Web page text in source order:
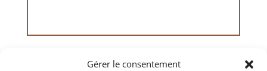
Gérer le consentement
Précédent